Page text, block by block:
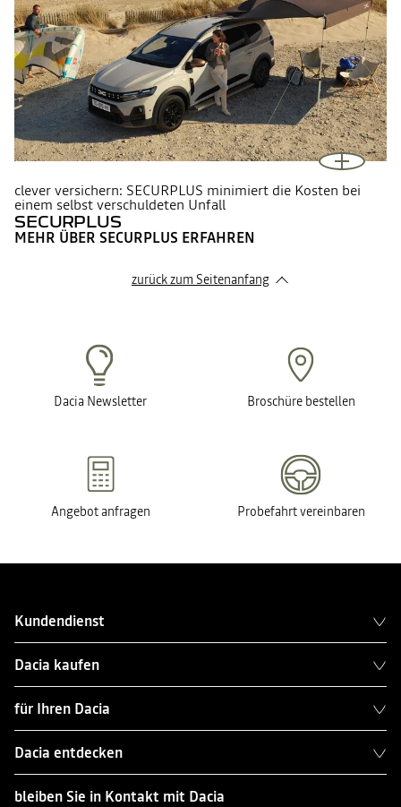
clever versichern: SECURPLUS minimiert die Kosten bei
einem selbst verschuldeten Unfall
SECURPLUS
MEHR ÜBER SECURPLUS ERFAHREN
zurück zum Seitenanfang
Dacia Newsletter Broschüre bestellen
Angebot anfragen Probefahrt vereinbaren
Kundendienst
Dacia kaufen
für Ihren Dacia
Dacia entdecken
bleiben Sie in Kontakt mit Dacia